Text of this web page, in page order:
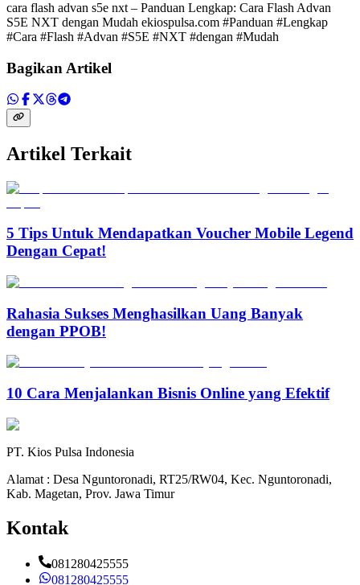
cara flash advan s5e nxt – Panduan Lengkap: Cara Flash Advan
S5E NXT dengan Mudah ekiospulsa.com #Panduan #Lengkap
#Cara #Flash #Advan #S5E #NXT #dengan #Mudah
Bagikan Artikel
Artikel Terkait
5 Tips Untuk Mendapatkan Voucher Mobile Legend
Dengan Cepat!
Rahasia Sukses Menghasilkan Uang Banyak
dengan PPOB!
10 Cara Menjalankan Bisnis Online yang Efektif
PT. Kios Pulsa Indonesia
Alamat : Desa Nguntoronadi, RT25/RW04, Kec. Nguntoronadi,
Kab. Magetan, Prov. Jawa Timur
Kontak
081280425555
081280425555